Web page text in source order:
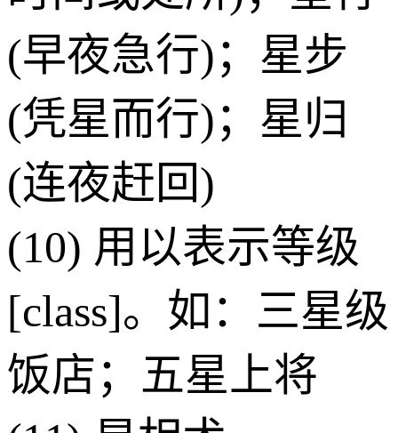
(早夜急行)；星步
(凭星而行)；星归
(连夜赶回)
(10) 用以表示等级
[class]。如：三星级
饭店；五星上将